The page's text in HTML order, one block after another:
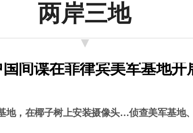
两岸三地
间谍在菲律宾美军基地开
地，在椰子树上安装摄像头…侦查美军基地